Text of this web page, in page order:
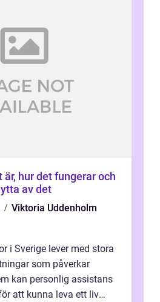
av det
Viktoria Uddenholm
i Sverige lever med stora
som påverkar
kan personlig assistans
att kunna leva ett liv